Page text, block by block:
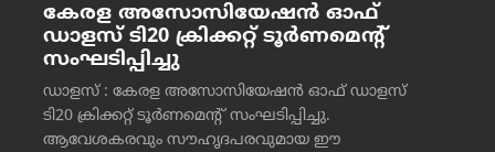
കേരള അസോസിയേഷൻ ഓഫ്
ഡാളസ് ടി20 ക്രിക്കറ്റ് ടൂർണമെന്റ്
സംഘടിപ്പിച്ചു
ഡാളസ് : കേരള അസോസിയേഷൻ ഓഫ് ഡാളസ്
ടി20 ക്രിക്കറ്റ് ടൂർണമെന്റ് സംഘടിപ്പിച്ചു.
ആവേശകരവും സൗഹൃദപരവുമായ ഈ